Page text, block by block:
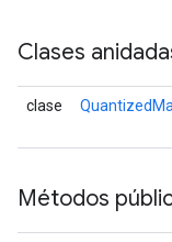
Clases
clase
Métodos